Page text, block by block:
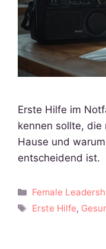
Erste Hilfe im
kennen sollte, die
Hause und
entscheidend ist.
Kategorien
Female
Schlagwörter
Erste Hilfe,